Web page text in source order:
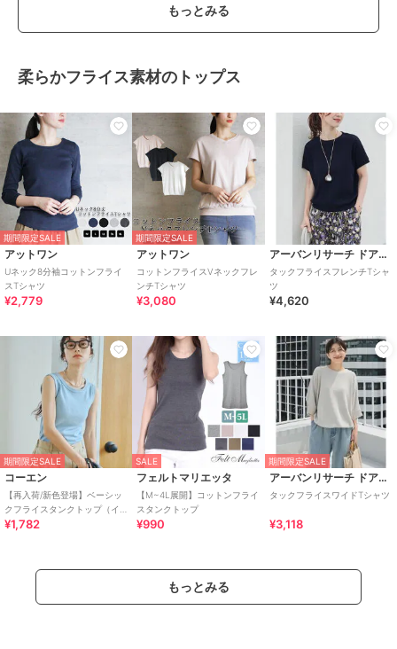
もっとみる
柔らかフライス素材のトップス
期間限定SALE
アットワン
Uネック8分袖コットンフライ
スTシャツ
¥2,779
期間限定SALE
アットワン
コットンフライスVネックフレ
ンチTシャツ
¥3,080
アーバンリサーチ ドアーズ
タックフライスフレンチTシャ
ツ
¥4,620
期間限定SALE
コーエン
【再入荷/新色登場】ベーシッ
クフライスタンクトップ（イ
ンフルエンサー紹介アイテ
¥1,782
SALE
フェルトマリエッタ
【M~4L展開】コットンフライ
スタンクトップ
¥990
期間限定SALE
アーバンリサーチ ドアーズ
タックフライスワイドTシャツ
¥3,118
もっとみる